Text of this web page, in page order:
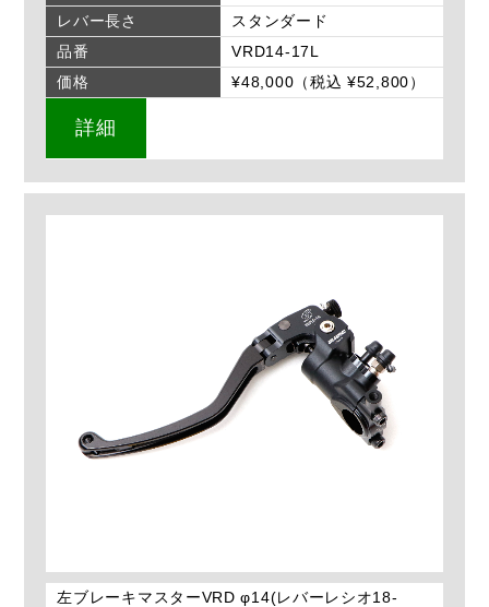
レバー長さ
スタンダード
品番
VRD14-17L
価格
¥48,000（税込 ¥52,800）
詳細
左ブレーキマスターVRD φ14(レバーレシオ18-